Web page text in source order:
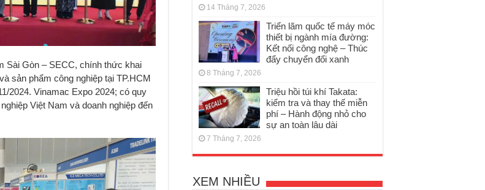
Sài Gòn – SECC, chính thức khai
sản phẩm công nghiệp tại TP.HCM
2024. Vinamac Expo 2024; có quy
Việt Nam và doanh nghiệp đến
14 Tháng 7, 2026
Triển lãm quốc tế máy móc
thiết bị ngành mía đường:
Kết nối công nghệ – Thúc
đẩy chuyển đổi xanh
8 Tháng 7, 2026
Triệu hồi túi khí Takata:
kiểm tra và thay thế miễn
phí – Hành động nhỏ cho
sự an toàn lâu dài
7 Tháng 7, 2026
XEM NHIỀU